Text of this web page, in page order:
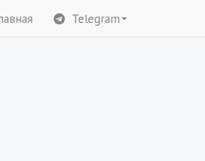
Telegram